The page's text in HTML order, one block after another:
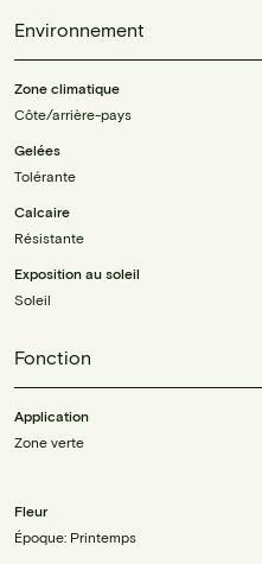
Environnement
Zone climatique
Côte/arrière-pays
Gelées
Tolérante
Calcaire
Résistante
Exposition au soleil
Soleil
Fonction
Application
Zone verte
Fleur
Époque: Printemps